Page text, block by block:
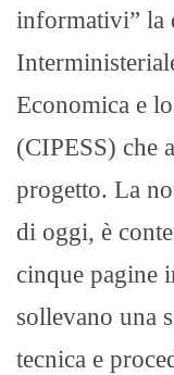
informativi” la
Economica e
(CIPESS) che
progetto. La
di oggi, è
cinque pagine
sollevano una
tecnica e